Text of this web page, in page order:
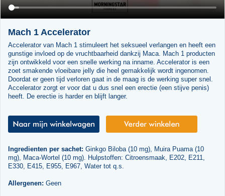
Mach 1 Accelerator
Accelerator van Mach 1 stimuleert het seksueel verlangen en heeft een
gunstige invloed op de vruchtbaarheid dankzij Maca. Mach 1 producten
zijn ontwikkeld voor een snelle werking na inname. Accelerator is een
zoet smakende vloeibare jelly die heel gemakkelijk wordt ingenomen.
Doordat er geen tijd verloren gaat in de maag is de werking super snel.
Accelerator zorgt er voor dat u dus snel een erectie (een stijve penis)
heeft. De erectie is harder en blijft langer.
Ingredienten per sachet: Ginkgo Biloba (10 mg), Muira Puama (10
mg), Maca-Wortel (10 mg). Hulpstoffen: Citroensmaak, E202, E211,
E330, E415, E955, E967, Water tot q.s.
Allergenen: Geen